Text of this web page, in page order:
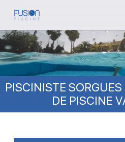
Skip
main
content
PISCINISTE
DE PISCINE